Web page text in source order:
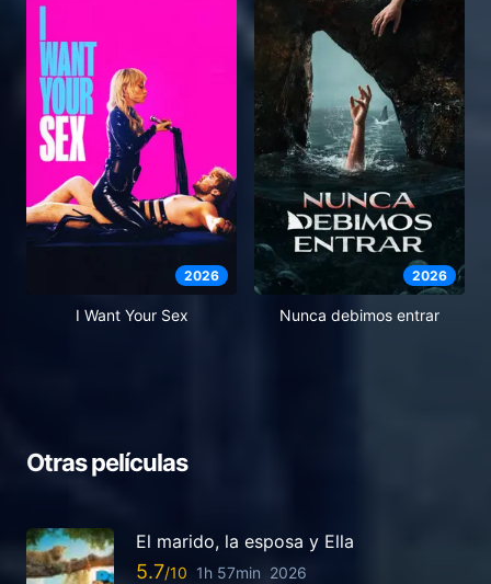
2026
I Want Your Sex
2026
Nunca debimos entrar
Otras películas
El marido, la esposa y Ella
5.7 1h 57min 2026